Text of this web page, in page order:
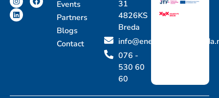
Events
Partners
Blogs
Contact
31
4826KS
Breda
076 -
530 60
60